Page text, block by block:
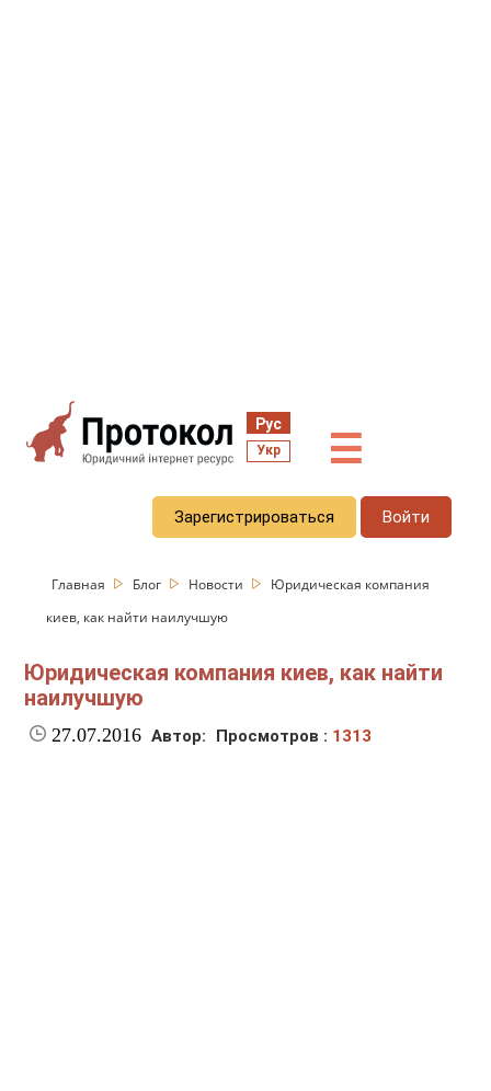
Рус
Укр ☰
Зарегистрироваться Войти
Главная Блог Новости
Юридическая компания
киев, как найти наилучшую
Юридическая компания киев, как найти
наилучшую
27.07.2016 Автор: Просмотров : 1313